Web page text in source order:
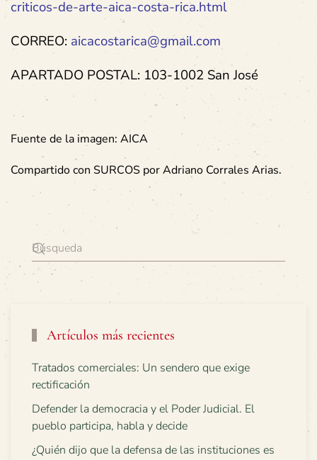
criticos-de-arte-aica-costa-rica.html
CORREO: aicacostarica@gmail.com
APARTADO POSTAL: 103-1002 San José
Fuente de la imagen: AICA
Compartido con SURCOS por Adriano Corrales Arias.
Artículos más recientes
Tratados comerciales: Un sendero que exige
rectificación
Defender la democracia y el Poder Judicial. El
pueblo participa, habla y decide
¿Quién dijo que la defensa de las instituciones es